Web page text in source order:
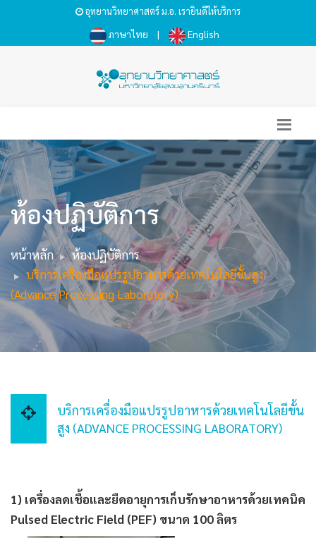
อุทยานวิทยาศาสตร์ ม.อ. เรายินดีให้บริการ
ภาษาไทย | English
ห้องปฏิบัติการ
หน้าหลัก
ห้องปฏิบัติการ
บริการเครื่องมือแปรรูปอาหารด้วยเทคโนโลยีขั้นสูง
(Advance Processing Laboratory)
บริการเครื่องมือแปรรูปอาหารด้วยเทคโนโลยีขั้น
สูง (ADVANCE PROCESSING LABORATORY)
1) เครื่องลดเชื้อและยืดอายุการเก็บรักษาอาหารด้วยเทคนิค
Pulsed Electric Field (PEF) ขนาด 100 ลิตร